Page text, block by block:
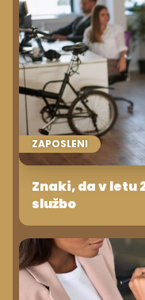
ZAPOSLENI
Znaki, da v letu
službo